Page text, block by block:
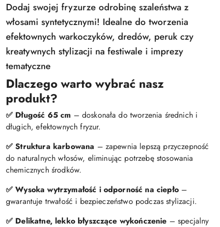
Dodaj swojej fryzurze odrobinę szaleństwa z
włosami syntetycznymi! Idealne do tworzenia
efektownych warkoczyków, dredów, peruk czy
kreatywnych stylizacji na festiwale i imprezy
tematyczne
Dlaczego warto wybrać nasz
produkt?
✅ Długość 65 cm – doskonała do tworzenia średnich i
długich, efektownych fryzur.
✅ Struktura karbowana – zapewnia lepszą przyczepność
do naturalnych włosów, eliminując potrzebę stosowania
chemicznych środków.
✅ Wysoka wytrzymałość i odporność na ciepło–
gwarantuje trwałość i bezpieczeństwo podczas stylizacji.
✅ Delikatne, lekko błyszczące wykończenie – specjalny